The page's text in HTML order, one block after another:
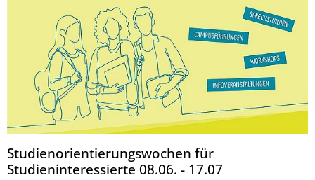
Studienorientierungswochen für
Studieninteressierte 08.06. - 17.07